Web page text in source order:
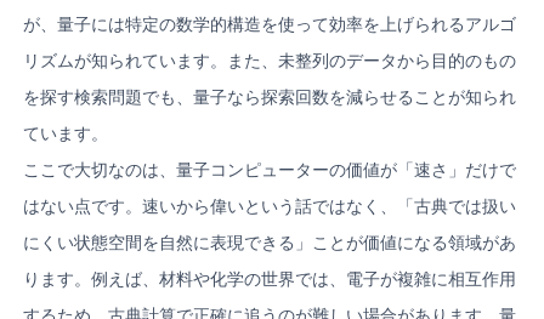
が、量子には特定の数学的構造を使って効率を上げられるアルゴ
リズムが知られています。また、未整列のデータから目的のもの
を探す検索問題でも、量子なら探索回数を減らせることが知られ
ています。
ここで大切なのは、量子コンピューターの価値が「速さ」だけで
はない点です。速いから偉いという話ではなく、「古典では扱い
にくい状態空間を自然に表現できる」ことが価値になる領域があ
ります。例えば、材料や化学の世界では、電子が複雑に相互作用